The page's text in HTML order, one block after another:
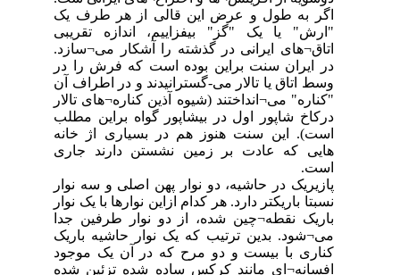
اگر به طول و عرض این قالی از هر طرف یک
"ارش" یا یک "گز" بیفزاییم، اندازه تقریبی
اتاق¬های ایرانی در گذشته را آشکار می¬سازد.
در ایران سنت براین بوده است که فرش را در
وسط اتاق یا تالار می-گسترانیدند و در اطراف آن
"کناره" می¬انداختند (شیوه آذین کناره¬های تالار
درکاخ شاپور اول در بیشاپور گواه براین مطلب
است). این سنت هنوز هم در بسیاری اژ خانه
هایی که عادت بر زمین نشستن دارند جاری
است.
‏پازیریک در حاشیه، دو نوار پهن اصلی و سه نوار
نسبتا باریکتر دارد. هر کدام ازاین نوارها با یک نوار
باریک نقطه¬چین شده، از دو نوار طرفین جدا
می¬شود. بدین ترتیب که یک نوار حاشیه باریک
کناری با بیست و دو مرح که در آن یک موجود
افسانه¬ای مانند کرکس ساده شده تزئین شده